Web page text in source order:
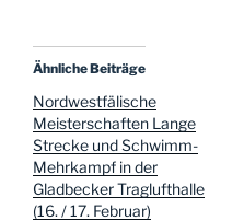
Ähnliche Beiträge
Nordwestfälische
Meisterschaften Lange
Strecke und Schwimm-
Mehrkampf in der
Gladbecker Traglufthalle
(16. / 17. Februar)